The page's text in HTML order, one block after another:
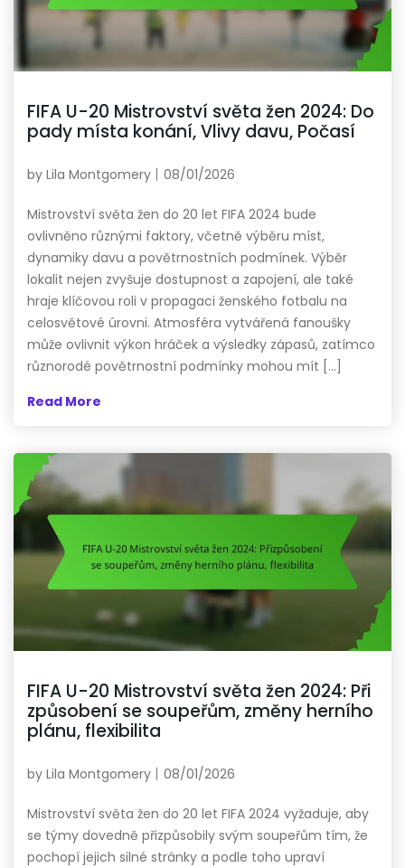
FIFA U-20 Mistrovství světa žen 2024: Do
pady místa konání, Vlivy davu, Počasí
by Lila Montgomery 08/01/2026
Mistrovství světa žen do 20 let FIFA 2024 bude
ovlivněno různými faktory, včetně výběru míst,
dynamiky davu a povětrnostních podmínek. Výběr
lokalit nejen zvyšuje dostupnost a zapojení, ale také
hraje klíčovou roli v propagaci ženského fotbalu na
celosvětové úrovni. Atmosféra vytvářená fanoušky
může ovlivnit výkon hráček a výsledky zápasů, zatímco
různorodé povětrnostní podmínky mohou mít […]
Read More
FIFA U-20 Mistrovství světa žen 2024: Při
způsobení se soupeřům, změny herního
plánu, flexibilita
by Lila Montgomery 08/01/2026
Mistrovství světa žen do 20 let FIFA 2024 vyžaduje, aby
se týmy dovedně přizpůsobily svým soupeřům tím, že
pochopí jejich silné stránky a podle toho upraví